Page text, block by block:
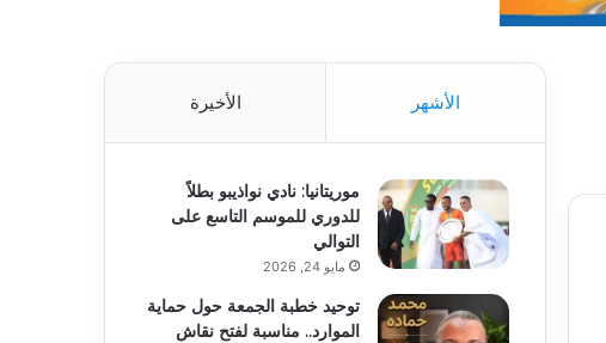
الأشهر الأخيرة
موريتانيا: نادي نواذيبو بطلاً
للدوري للموسم التاسع على
التوالي
مايو 24, 2026
توحيد خطبة الجمعة حول حماية
الموارد.. مناسبة لفتح نقاش